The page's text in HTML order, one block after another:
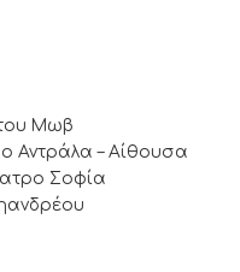
Μωβ
Αντράλα – Αίθουσα
Σοφία